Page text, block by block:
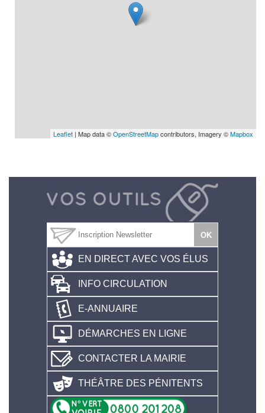
Leaflet | Map data ©OpenStreetMapcontributors, Imagery ©Mapbox
EN DIRECT AVEC VOS ÉLUS
INFO CIRCULATION
E-ANNUAIRE
DÉMARCHES EN LIGNE
CONTACTER LA MAIRIE
THÉÂTRE DES PÉNITENTS